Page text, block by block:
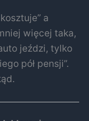
a
więcej taka,
jeździ, tylko
pół pensji”.